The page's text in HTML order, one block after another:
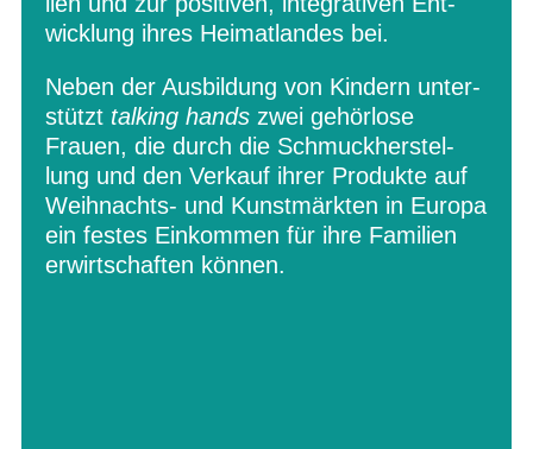
wick­lung ihres Hei­mat­lan­des bei.
Neben der Aus­bil­dung von Kin­dern unter­
stützt tal­king hands zwei gehör­lose
Frauen, die durch die Schmuck­her­stel­
lung und den Ver­kauf ihrer Pro­dukte auf
Weih­nachts- und Kunst­märk­ten in Europa
ein fes­tes Ein­kom­men für ihre Fami­lien
erwirt­schaf­ten können.